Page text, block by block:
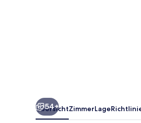
54+
ÜbersichtZimmerLage